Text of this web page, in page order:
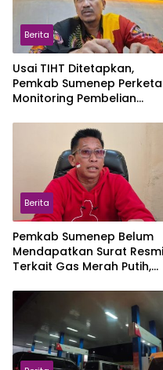
Berita
Usai TIHT Ditetapkan,
Pemkab Sumenep
Monitoring Pembelian
Berita
Pemkab Sumenep Belum
Mendapatkan Surat Resmi
Terkait Gas Merah Putih,